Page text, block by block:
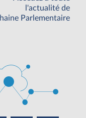
l'actualité de
Parlementaire